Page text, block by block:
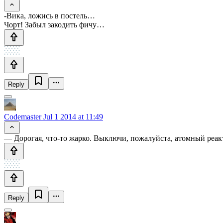
-Вика, ложись в постель…
Чорт! Забыл закодить фичу…
Reply
CodemasterJul 1 2014 at 11:49
— Дорогая, что-то жарко. Выключи, пожалуйста, атомный
Reply